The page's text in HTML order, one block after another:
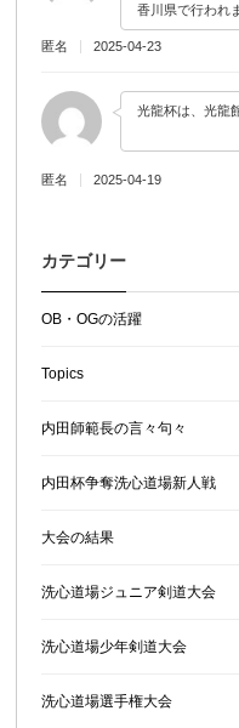
香川県で行われ
匿名 2025-04-23
光龍杯は、光龍
匿名 2025-04-19
カテゴリー
OB・OGの活躍
Topics
内田師範長の言々句々
内田杯争奪洗心道場新人戦
大会の結果
洗心道場ジュニア剣道大会
洗心道場少年剣道大会
洗心道場選手権大会